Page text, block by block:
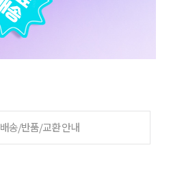
배송/반품/교환 안내